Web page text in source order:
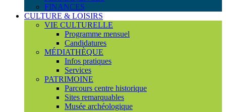
FINANCES
CULTURE & LOISIRS
VIE CULTURELLE
Programme mensuel
Candidatures
MÉDIATHÈQUE
Infos pratiques
Services
PATRIMOINE
Parcours centre historique
Sites remarquables
Musée archéologique